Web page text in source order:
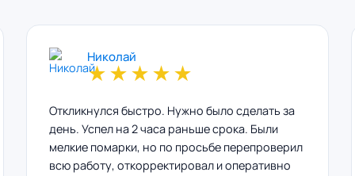
Николай
★★★★★
Откликнулся быстро. Нужно было сделать за
день. Успел на 2 часа раньше срока. Были
мелкие помарки, но по просьбе перепроверил
всю работу, откорректировал и оперативно